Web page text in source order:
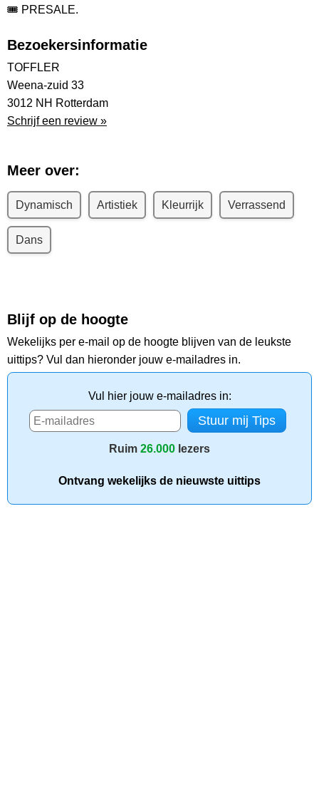
🎟️ PRESALE.
Bezoekersinformatie
TOFFLER
Weena-zuid 33
3012 NH Rotterdam
Schrijf een review »
Meer over:
Dynamisch Artistiek Kleurrijk Verrassend
Dans
Blijf op de hoogte
Wekelijks per e-mail op de hoogte blijven van de leukste
uittips? Vul dan hieronder jouw e-mailadres in.
Vul hier jouw e-mailadres in:
Ruim 26.000 lezers
Ontvang wekelijks de nieuwste uittips